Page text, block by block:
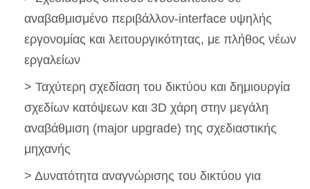
αναβαθμισμένο περιβάλλον-interface υψηλής
εργονομίας και λειτουργικότητας, με πλήθος νέων
εργαλείων
> Ταχύτερη σχεδίαση του δικτύου και δημιουργία
σχεδίων κατόψεων και 3D χάρη στην μεγάλη
αναβάθμιση (major upgrade) της σχεδιαστικής
μηχανής
> Δυνατότητα αναγνώρισης του δικτύου για